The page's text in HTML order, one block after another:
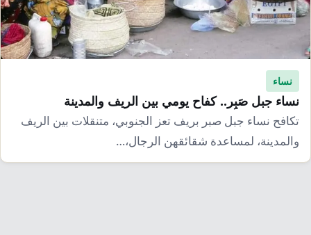
نساء
نساء جبل صَبِر.. كفاح يومي بين الريف والمدينة
تكافح نساء جبل صبر بريف تعز الجنوبي، متنقلات بين الريف
والمدينة، لمساعدة شقائقهن الرجال،…